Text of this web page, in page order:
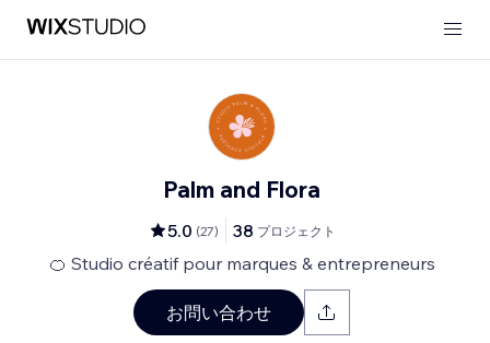
Palm and Flora
5.0 (27) 38 プロジェクト
🍊 Studio créatif pour marques & entrepreneurs
お問い合わせ